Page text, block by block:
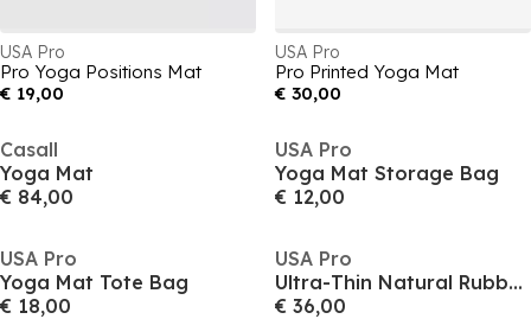
USA Pro
Pro Yoga Positions Mat
€ 19,00
USA Pro
Pro Printed Yoga Mat
€ 30,00
Casall
Yoga Mat
€ 84,00
USA Pro
Yoga Mat Storage Bag
€ 12,00
USA Pro
Yoga Mat Tote Bag
€ 18,00
USA Pro
Ultra-Thin Natural Rubber Yoga Mat
€ 36,00